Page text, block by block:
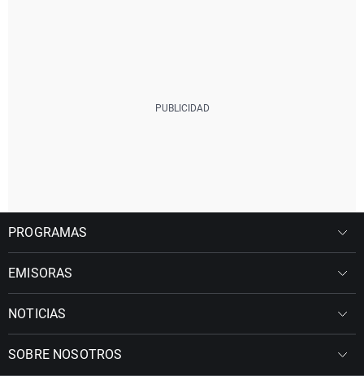
PROGRAMAS
EMISORAS
NOTICIAS
SOBRE NOSOTROS